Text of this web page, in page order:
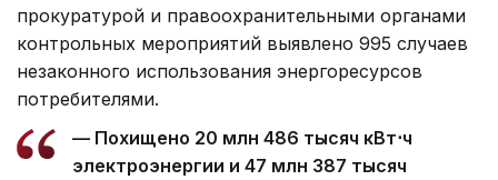
прокуратурой и правоохранительными органами
контрольных мероприятий выявлено 995 случаев
незаконного использования энергоресурсов
потребителями.
— Похищено 20 млн 486 тысяч кВт⋅ч
электроэнергии и 47 млн 387 тысяч